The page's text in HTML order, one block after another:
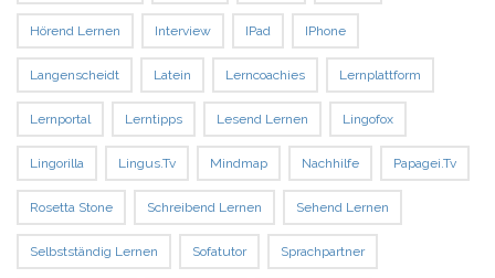
Hörend Lernen Interview IPad IPhone
Langenscheidt Latein Lerncoachies Lernplattform
Lernportal Lerntipps Lesend Lernen Lingofox
Lingorilla Lingus.tv Mindmap Nachhilfe Papagei.tv
Rosetta Stone Schreibend Lernen Sehend Lernen
Selbstständig Lernen Sofatutor Sprachpartner